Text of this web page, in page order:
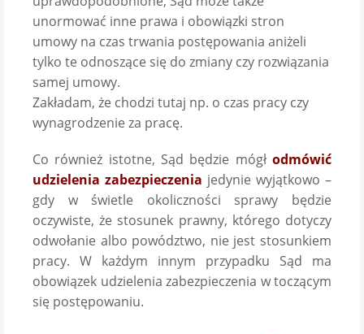
unormować inne prawa i obowiązki stron
umowy na czas trwania postępowania aniżeli
tylko te odnoszące się do zmiany czy rozwiązania
samej umowy.
Zakładam, że chodzi tutaj np. o czas pracy czy
wynagrodzenie za pracę.
Co również istotne, Sąd będzie mógł odmówić
udzielenia zabezpieczenia jedynie wyjątkowo –
gdy w świetle okoliczności sprawy będzie
oczywiste, że stosunek prawny, którego dotyczy
odwołanie albo powództwo, nie jest stosunkiem
pracy. W każdym innym przypadku Sąd ma
obowiązek udzielenia zabezpieczenia w toczącym
się postępowaniu.